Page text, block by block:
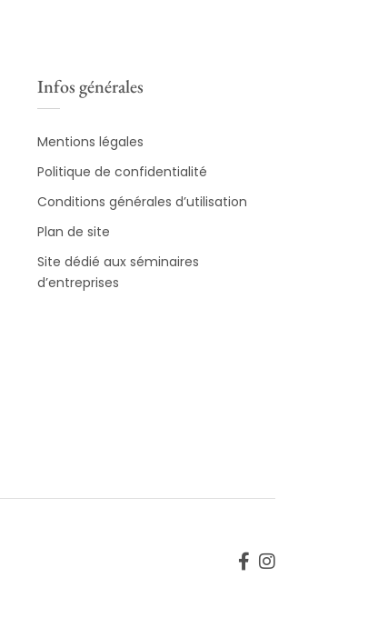
Infos générales
Mentions légales
Politique de confidentialité
Conditions générales d’utilisation
Plan de site
Site dédié aux séminaires
d’entreprises